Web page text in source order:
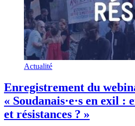
Actualité
Enregistrement du
« Soudanais·e·s en exil :
et résistances ? »